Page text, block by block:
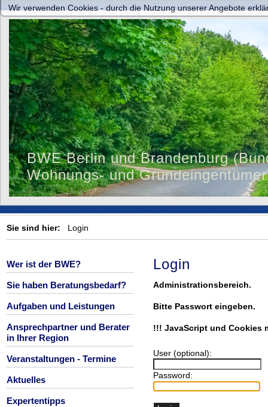
BWE Berlin und Brandenburg
Wohnungs- und
Sie sind hier: Login
Wer ist der BWE?
Sie haben Beratungsbedarf?
Aufgaben und Leistungen
Ansprechpartner und Berater
in Ihrer Region
Veranstaltungen - Termine
Aktuelles
Expertentipps
Login
Administrationsbereich.
Bitte Passwort eingeben.
!!! JavaScript und Cookies
User (optional):
Password:
Wir verwenden Cookies - durch die Nutzung unserer Angebote